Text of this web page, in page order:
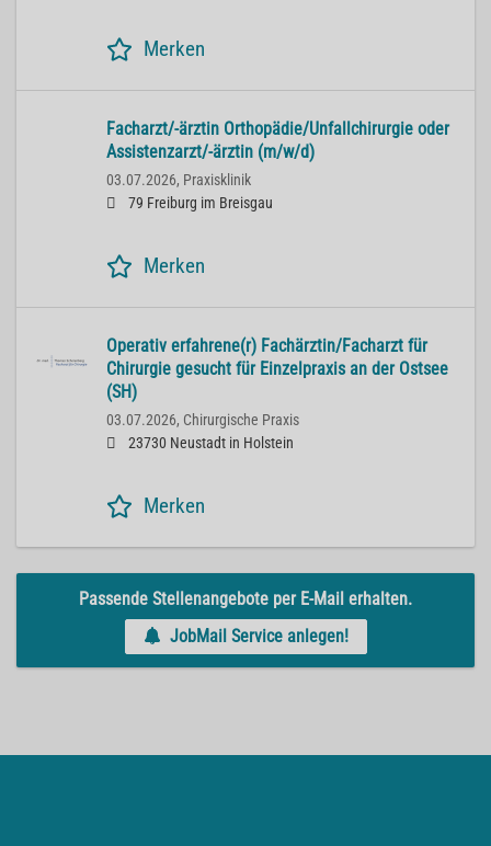
Merken
Facharzt/-ärztin Orthopädie/Unfallchirurgie oder
Assistenzarzt/-ärztin (m/w/d)
03.07.2026, Praxisklinik
79 Freiburg im Breisgau
Merken
Operativ erfahrene(r) Fachärztin/Facharzt für
Chirurgie gesucht für Einzelpraxis an der Ostsee
(SH)
03.07.2026, Chirurgische Praxis
23730 Neustadt in Holstein
Merken
Passende Stellenangebote per E-Mail erhalten.
JobMail Service anlegen!